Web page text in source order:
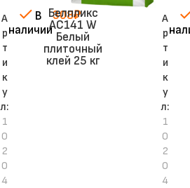
А
р
т
и
к
у
л:
1
0
2
0
4
В
наличии
308₽
Белпликс
AC141 W
Белый
плиточный
клей 25 кг
А
р
т
и
к
у
л:
1
0
2
0
4